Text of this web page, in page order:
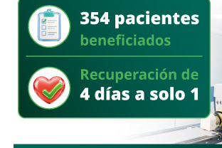
deja a los propios conductores en
vulnerabilidad,al no contar con las
previstas por la normativa estatal.
“Es la empresa la que no cumple con lo
locales establecen y eso deja a los
de indefensión”, señaló.
Respecto a la llegada de nuevas